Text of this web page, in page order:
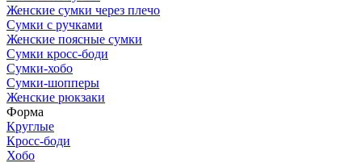
Женские сумки через плечо
Сумки с ручками
Женские поясные сумки
Сумки кросс-боди
Сумки-хобо
Сумки-шопперы
Женские рюкзаки
Форма
Круглые
Кросс-боди
Хобо